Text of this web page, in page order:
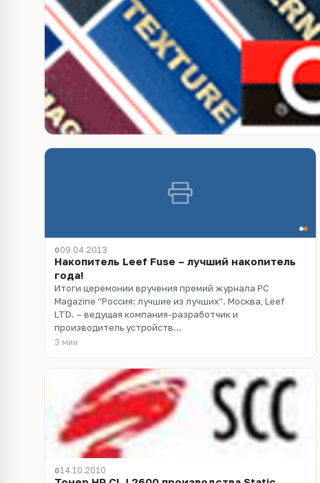
009.04.2013
Накопитель Leef Fuse – лучший накопитель
года!
Итоги церемонии вручения премий журнала PC
Magazine “Россия: лучшие из лучших”. Москва, Leef
LTD. – ведущая компания-разработчик и
производитель устройств...
3 мин
014.10.2010